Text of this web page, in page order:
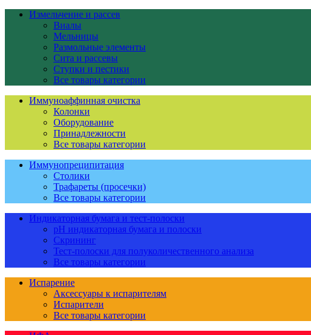
Измельчение и рассев
Виалы
Мельницы
Размольные элементы
Сита и рассевы
Ступки и пестики
Все товары категории
Иммуноаффинная очистка
Колонки
Оборудование
Принадлежности
Все товары категории
Иммунопреципитация
Столики
Трафареты (просечки)
Все товары категории
Индикаторная бумага и тест-полоски
pH индикаторная бумага и полоски
Скрининг
Тест-полоски для полуколичественного анализа
Все товары категории
Испарение
Аксессуары к испарителям
Испарители
Все товары категории